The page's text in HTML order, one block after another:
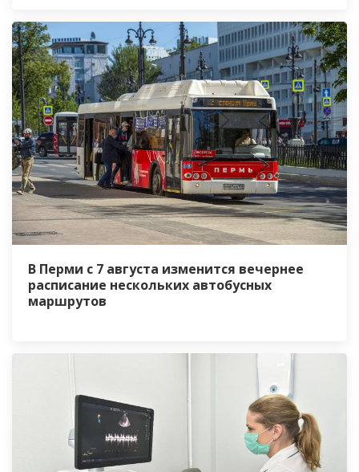
В Перми с 7 августа изменится вечернее
расписание нескольких автобусных
маршрутов